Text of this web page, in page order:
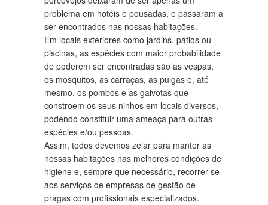
problema em hotéis e pousadas, e passaram a
ser encontrados nas nossas habitações.
Em locais exteriores como jardins, pátios ou
piscinas, as espécies com maior probabilidade
de poderem ser encontradas são as vespas,
os mosquitos, as carraças, as pulgas e, até
mesmo, os pombos e as gaivotas que
constroem os seus ninhos em locais diversos,
podendo constituir uma ameaça para outras
espécies e/ou pessoas.
Assim, todos devemos zelar para manter as
nossas habitações nas melhores condições de
higiene e, sempre que necessário, recorrer-se
aos serviços de empresas de gestão de
pragas com profissionais especializados.